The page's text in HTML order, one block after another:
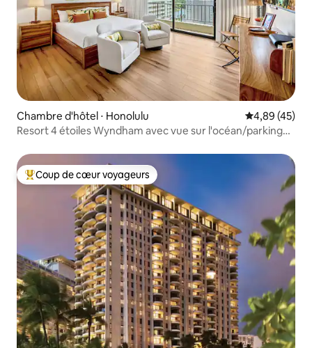
Chambre d'hôtel ⋅ Honolulu Évaluation
4,89 (45)
Resort 4 étoiles Wyndham avec vue sur l'océan/parking
Coups de cœur voyageurs les plus appréciés
Coup de cœur voyageurs